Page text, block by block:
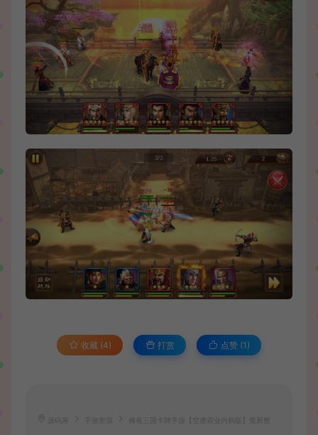
收藏 (4) 打赏 点赞 (1 )
手游资源